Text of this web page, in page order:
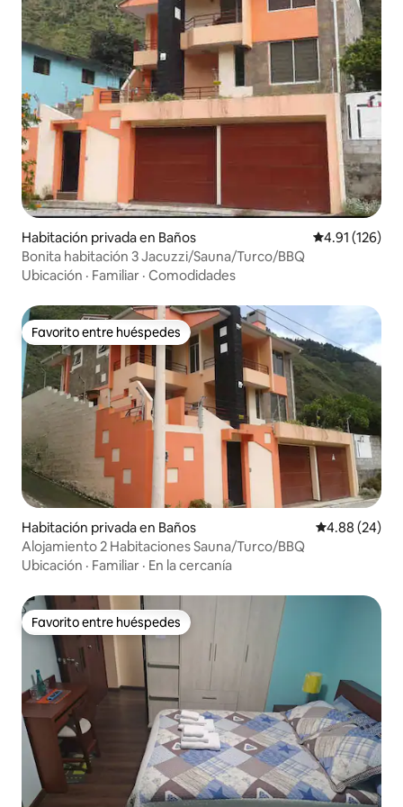
Habitación privada en Baños Calificación
4.91 (126)
Bonita habitación 3 Jacuzzi/Sauna/Turco/BBQ
Ubicación · Familiar · Comodidades
Favorito entre huéspedes
Favorito entre huéspedes
Habitación privada en Baños Calificación
4.88 (24)
Alojamiento 2 Habitaciones Sauna/Turco/BBQ
Ubicación · Familiar · En la cercanía
Favorito entre huéspedes
Favorito entre huéspedes